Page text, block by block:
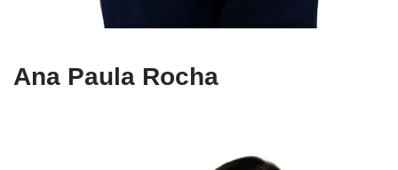
Ana Paula Rocha